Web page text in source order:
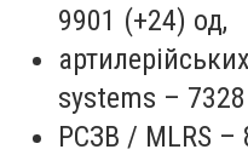
9901 (+24) од,
systems –
РСЗВ / MLRS –